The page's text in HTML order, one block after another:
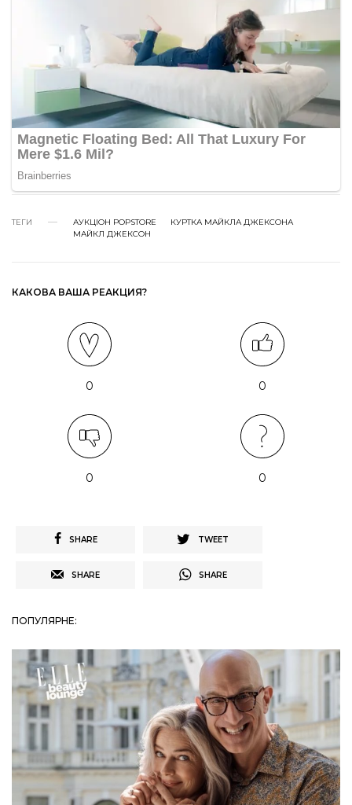
ТЕГИ АУКЦІОН POPSTORE
КУРТКА МАЙКЛА ДЖЕКСОНА
МАЙКЛ ДЖЕКСОН
КАКОВА ВАША РЕАКЦИЯ?
0 0
0 0
SHARE TWEET
SHARE SHARE
ПОПУЛЯРНЕ: